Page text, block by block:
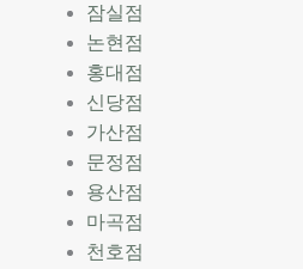
잠실점
논현점
홍대점
신당점
가산점
문정점
용산점
마곡점
천호점